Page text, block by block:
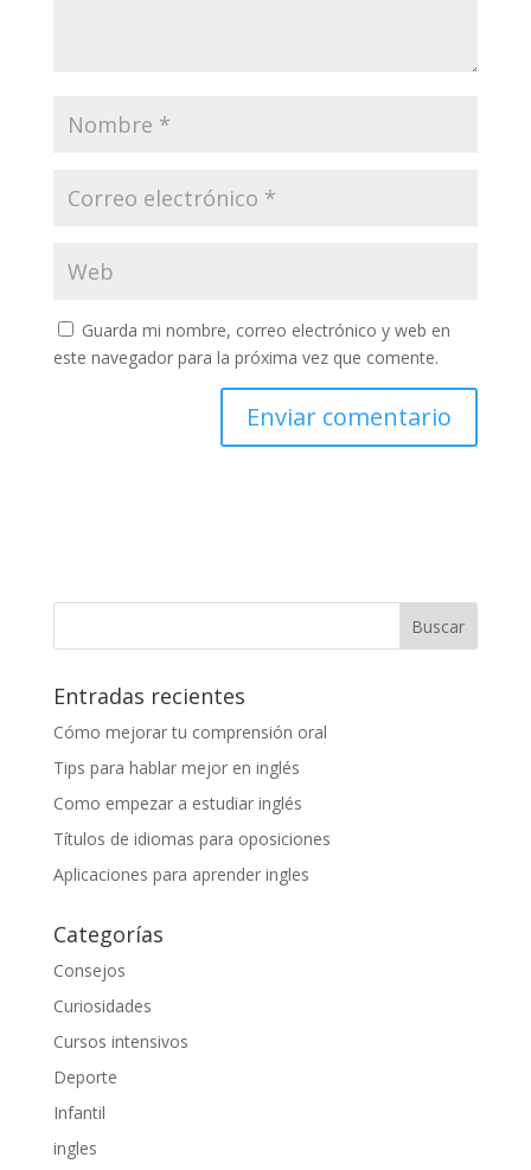
Guarda mi nombre, correo electrónico y web en
este navegador para la próxima vez que comente.
Entradas recientes
Cómo mejorar tu comprensión oral
Tips para hablar mejor en inglés
Como empezar a estudiar inglés
Títulos de idiomas para oposiciones
Aplicaciones para aprender ingles
Categorías
Consejos
Curiosidades
Cursos intensivos
Deporte
Infantil
ingles